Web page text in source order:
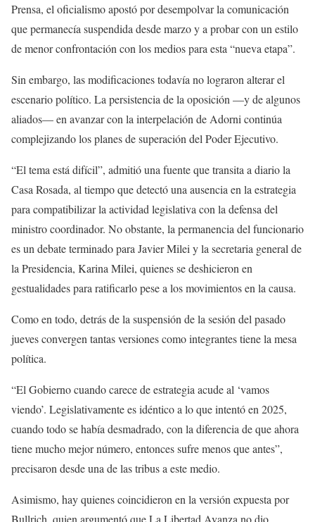
Prensa, el oficialismo apostó por desempolvar la comunicación
que permanecía suspendida desde marzo y a probar con un estilo
de menor confrontación con los medios para esta “nueva etapa”.
Sin embargo, las modificaciones todavía no lograron alterar el
escenario político. La persistencia de la oposición —y de algunos
aliados— en avanzar con la interpelación de Adorni continúa
complejizando los planes de superación del Poder Ejecutivo.
“El tema está difícil”, admitió una fuente que transita a diario la
Casa Rosada, al tiempo que detectó una ausencia en la estrategia
para compatibilizar la actividad legislativa con la defensa del
ministro coordinador. No obstante, la permanencia del funcionario
es un debate terminado para Javier Milei y la secretaria general de
la Presidencia, Karina Milei, quienes se deshicieron en
gestualidades para ratificarlo pese a los movimientos en la causa.
Como en todo, detrás de la suspensión de la sesión del pasado
jueves convergen tantas versiones como integrantes tiene la mesa
política.
“El Gobierno cuando carece de estrategia acude al ‘vamos
viendo’. Legislativamente es idéntico a lo que intentó en 2025,
cuando todo se había desmadrado, con la diferencia de que ahora
tiene mucho mejor número, entonces sufre menos que antes”,
precisaron desde una de las tribus a este medio.
Asimismo, hay quienes coincidieron en la versión expuesta por
Bullrich, quien argumentó que La Libertad Avanza no dio